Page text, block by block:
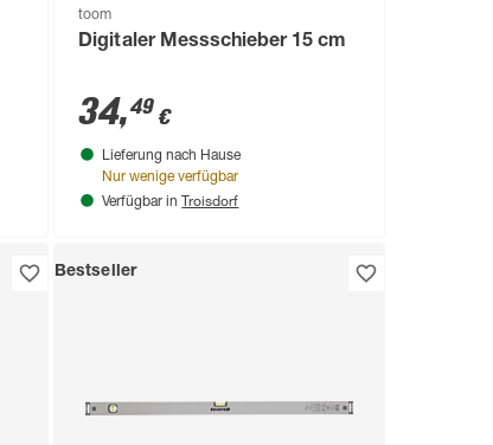
toom
Digitaler Messschieber 15 cm
34,49 €
Lieferung nach Hause
Nur wenige verfügbar
Verfügbar in Troisdorf
Bestseller